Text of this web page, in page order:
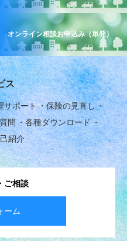
オンライン相談お申込み（単発）
ス
サポート
保険の見直し
問
各種ダウンロード
紹介
ご相談
ーム